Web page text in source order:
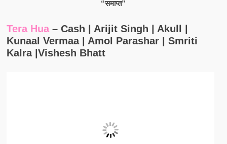
“समाप्त”
Tera Hua– Cash | Arijit Singh | Akull |
Kunaal Vermaa | Amol Parashar | Smriti
Kalra |Vishesh Bhatt